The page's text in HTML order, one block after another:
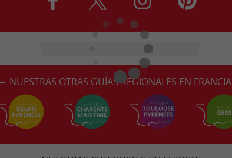
NUESTRAS OTRAS GUÍAS REGIONALES EN FRANCIA